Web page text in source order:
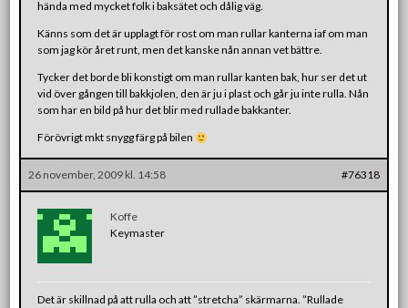
hända med mycket folk i baksätet och dålig väg.
Känns som det är upplagt för rost om man rullar kanterna iaf om man
som jag kör året runt, men det kanske nån annan vet bättre.
Tycker det borde bli konstigt om man rullar kanten bak, hur ser det ut
vid över gången till bakkjolen, den är ju i plast och går ju inte rulla. Nån
som har en bild på hur det blir med rullade bakkanter.
Förövrigt mkt snygg färg på bilen
26 november, 2009 kl. 14:58 #76318
Koffe
Keymaster
Det är skillnad på att rulla och att ”stretcha” skärmarna. ”Rullade